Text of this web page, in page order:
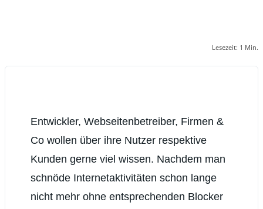
Lesezeit: 1 Min.
Entwickler, Webseitenbetreiber, Firmen &
Co wollen über ihre Nutzer respektive
Kunden gerne viel wissen. Nachdem man
schnöde Internetaktivitäten schon lange
nicht mehr ohne entsprechenden Blocker